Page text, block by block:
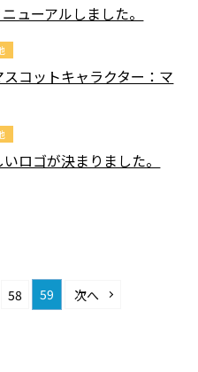
ューアルしました。
コットキャラクター：マ
ロゴが決まりました。
58 59 次へ